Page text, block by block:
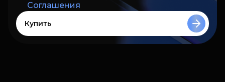
Соглашения
Купить